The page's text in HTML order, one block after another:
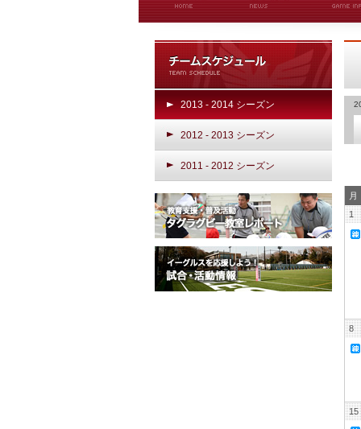
2013 - 2014 シーズン
2012 - 2013 シーズン
2011 - 2012 シーズン
月
1
8
15